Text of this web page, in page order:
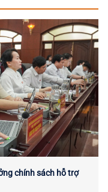
chính sách hỗ trợ